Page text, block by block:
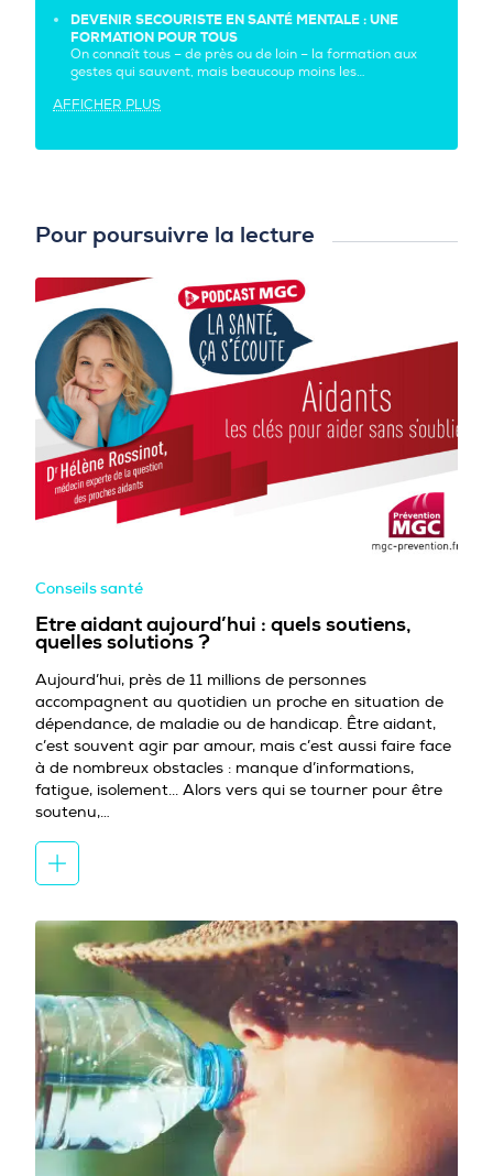
DEVENIR SECOURISTE EN SANTÉ MENTALE : UNE
FORMATION POUR TOUS
On connaît tous – de près ou de loin – la formation aux
gestes qui sauvent, mais beaucoup moins les…
AFFICHER PLUS
Pour poursuivre la lecture
Conseils santé
Etre aidant aujourd’hui : quels soutiens,
quelles solutions ?
Aujourd’hui, près de 11 millions de personnes
accompagnent au quotidien un proche en situation de
dépendance, de maladie ou de handicap. Être aidant,
c’est souvent agir par amour, mais c’est aussi faire face
à de nombreux obstacles : manque d’informations,
fatigue, isolement... Alors vers qui se tourner pour être
soutenu,…